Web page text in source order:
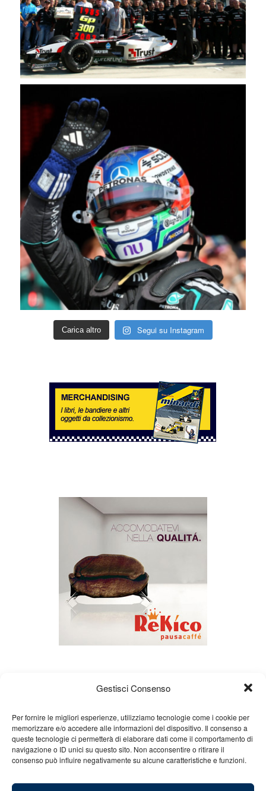
Gestisci Consenso
Per fornire le migliori esperienze, utilizziamo tecnologie come i cookie per
memorizzare e/o accedere alle informazioni del dispositivo. Il consenso a
queste tecnologie ci permetterà di elaborare dati come il comportamento di
navigazione o ID unici su questo sito. Non acconsentire o ritirare il
consenso può influire negativamente su alcune caratteristiche e funzioni.
Carica altro Segui su Instagram
Chi siamo Gian Carlo Minardi
Gear
Merchandising
Partners Contatti